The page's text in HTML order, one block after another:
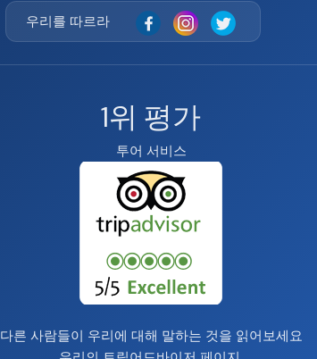
우리를 따르라
1위 평가
투어 서비스
다른 사람들이 우리에 대해 말하는 것을 읽어보세요